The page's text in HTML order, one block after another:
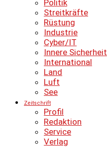
Politik
Streitkräfte
Rüstung
Industrie
Cyber/IT
Innere Sicherheit
International
Land
Luft
See
Zeitschrift
Profil
Redaktion
Service
Verlag